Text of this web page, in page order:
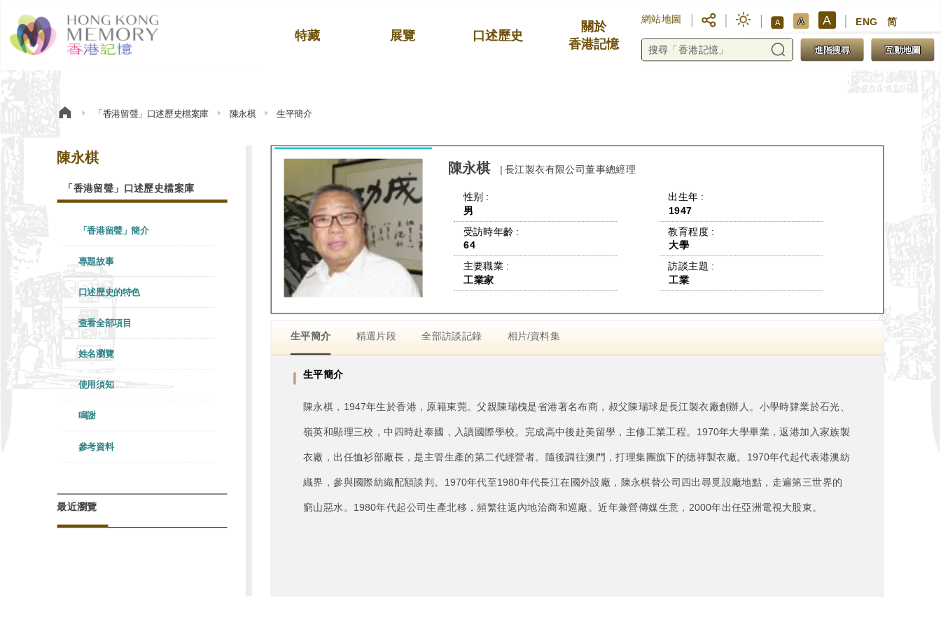
特藏 展覽 口述歷史
關於
香港記憶
網站地圖 A A A ENG 简
進階搜尋 互動地圖
「香港留聲」口述歷史檔案庫 陳永棋 生平簡介
陳永棋
「香港留聲」口述歷史檔案庫
「香港留聲」簡介
專題故事
口述歷史的特色
查看全部項目
姓名瀏覽
使用須知
鳴謝
參考資料
最近瀏覽
陳永棋 | 長江製衣有限公司董事總經理
性别 :
男
受訪時年齡 :
64
主要職業 :
工業家
出生年 :
1947
教育程度 :
大學
訪談主題 :
工業
生平簡介 精選片段 全部訪談記錄 相片/資料集
生平簡介
陳永棋，1947年生於香港，原籍東莞。父親陳瑞槐是省港著名布商，叔父陳瑞球是長江製衣廠創辦人。小學時肄業於石光、
嶺英和顯理三校，中四時赴泰國，入讀國際學校。完成高中後赴美留學，主修工業工程。1970年大學畢業，返港加入家族製
衣廠，出任恤衫部廠長，是主管生產的第二代經營者。隨後調往澳門，打理集團旗下的德祥製衣廠。1970年代起代表港澳紡
織界，參與國際紡織配額談判。1970年代至1980年代長江在國外設廠，陳永棋替公司四出尋覓設廠地點，走遍第三世界的
窮山惡水。1980年代起公司生產北移，頻繁往返內地洽商和巡廠。近年兼營傳媒生意，2000年出任亞洲電視大股東。